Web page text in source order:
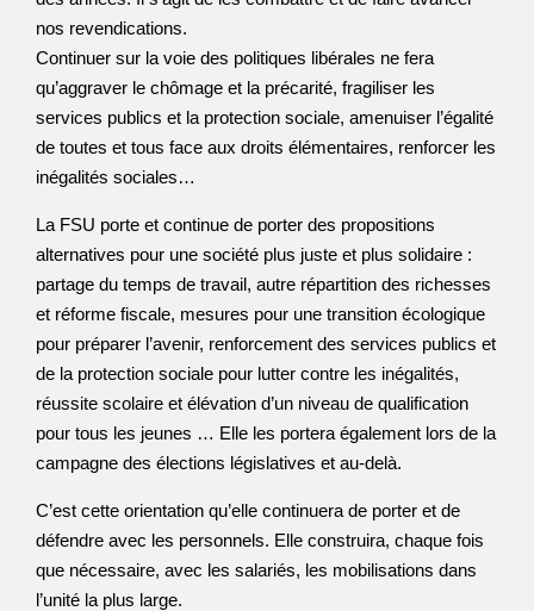
nos revendications.
Continuer sur la voie des politiques libérales ne fera
qu’aggraver le chômage et la précarité, fragiliser les
services publics et la protection sociale, amenuiser l’égalité
de toutes et tous face aux droits élémentaires, renforcer les
inégalités sociales…
La FSU porte et continue de porter des propositions
alternatives pour une société plus juste et plus solidaire :
partage du temps de travail, autre répartition des richesses
et réforme fiscale, mesures pour une transition écologique
pour préparer l’avenir, renforcement des services publics et
de la protection sociale pour lutter contre les inégalités,
réussite scolaire et élévation d’un niveau de qualification
pour tous les jeunes … Elle les portera également lors de la
campagne des élections législatives et au-delà.
C’est cette orientation qu’elle continuera de porter et de
défendre avec les personnels. Elle construira, chaque fois
que nécessaire, avec les salariés, les mobilisations dans
l’unité la plus large.